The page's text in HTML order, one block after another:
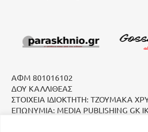
ΑΦΜ 801016102
ΔΟΥ ΚΑΛΛΙΘΕΑΣ
ΣΤΟΙΧΕΙΑ ΙΔΙΟΚΤΗΤΗ: ΤΖΟΥΜΑΚΑ
ΕΠΩΝΥΜΙΑ: MEDIA PUBLISHING GK